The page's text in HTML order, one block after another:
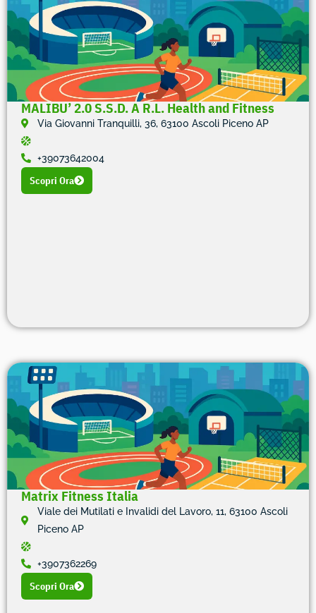
MALIBU’ 2.0 S.S.D. A R.L. Health and Fitness
Via Giovanni Tranquilli, 36, 63100 Ascoli Piceno AP
+39073642004
Scopri Ora
Matrix Fitness Italia
Viale dei Mutilati e Invalidi del Lavoro, 11, 63100 Ascoli
Piceno AP
+3907362269
Scopri Ora